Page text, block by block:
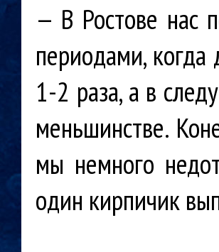
— В Ростове нас
периодами,
1-2 раза, а в
меньшинстве.
мы немного
один кирпичик